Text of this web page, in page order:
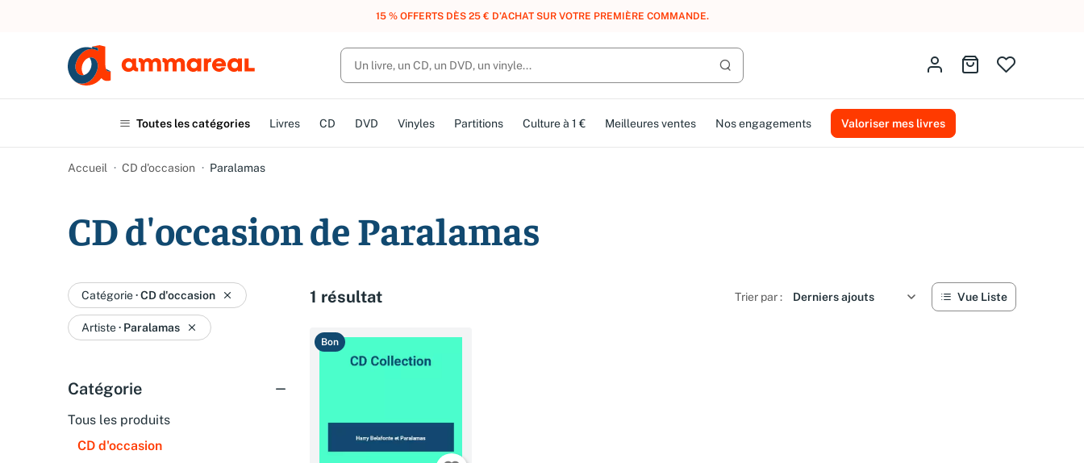
15 % OFFERTS DÈS 25 € D’ACHAT SUR VOTRE PREMIÈRE COMMANDE.
Lancer la recherche
Identifiez-vousAller au panier
Toutes les catégories Livres CD DVD Vinyles Partitions Culture à 1 € Meilleures ventes Nos engagements Valoriser mes livres
Accueil CD d'occasion Paralamas
CD d'occasion de Paralamas
Catégorie·CD d'occasion
Artiste· Paralamas
Catégorie
Tous les produits
CD d'occasion
1 résultat Trier par : Vue Liste
Bon